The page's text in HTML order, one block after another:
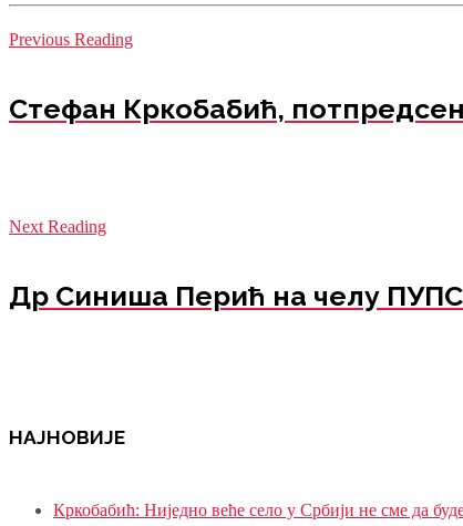
Previous Reading
Стефан Кркобабић,
Next Reading
Др Синиша Перић на челу
НАЈНОВИЈЕ
Кркобабић: Ниједно веће село у Србији не сме да